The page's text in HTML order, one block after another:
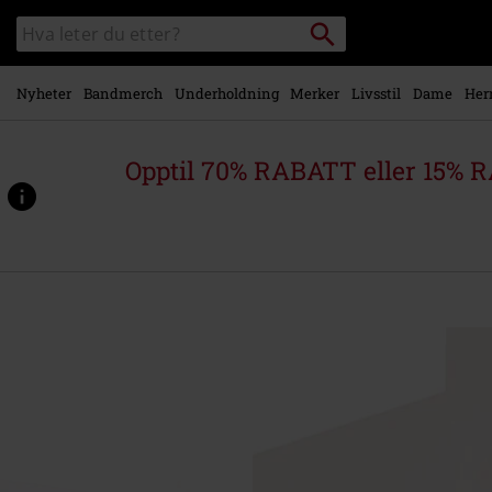
Skipp til
hovedinnhold
Søk
i
katalogen
Søk
Nyheter Bandmerch Underholdning Merker Livsstil Dame
Opptil 70% RABATT eller 15%